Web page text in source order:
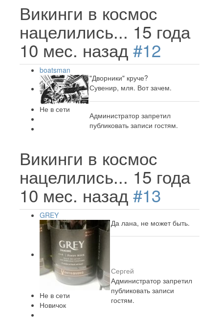
Викинги в космос
нацелились... 15 года
10 мес. назад #12
boatsman
Не в сети
"Дворники" круче?
Сувенир, мля. Вот зачем.
Администратор запретил
публиковать записи гостям.
Викинги в космос
нацелились... 15 года
10 мес. назад #13
GREY
Не в сети
Новичок
Да лана, не может быть.
Сергей
Администратор запретил
публиковать записи
гостям.